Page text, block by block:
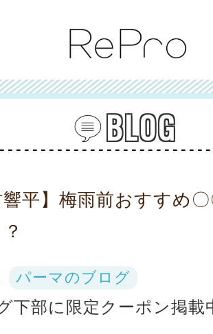
BLOG
響平】梅雨前おすすめ
パーマのブログ
下部に限定クーポン掲載